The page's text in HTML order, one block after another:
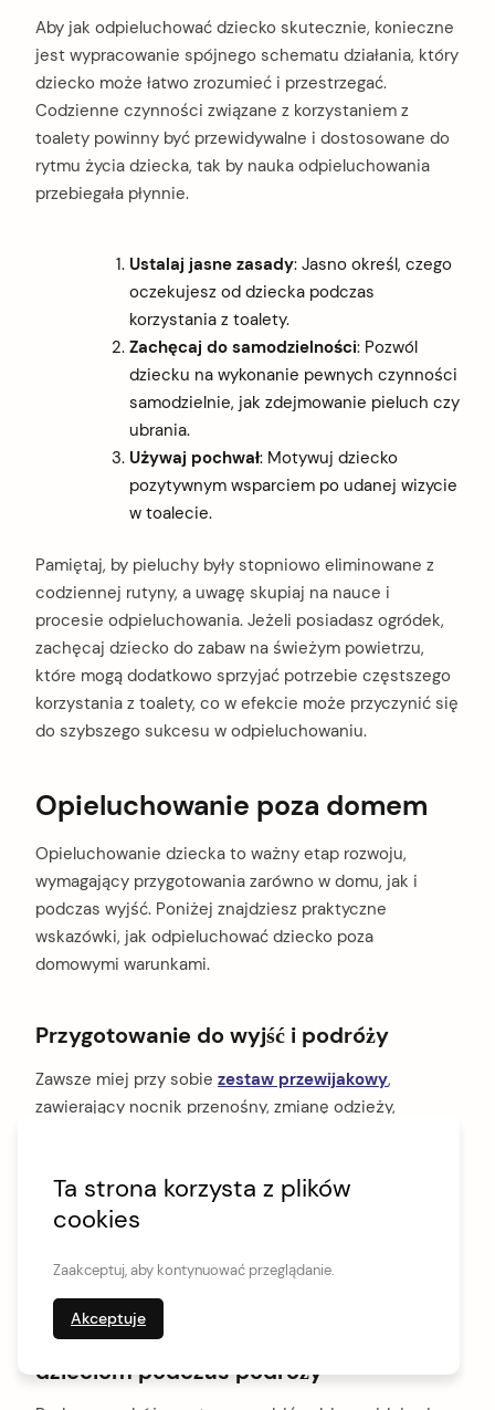
Aby jak odpieluchować dziecko skutecznie, konieczne
jest wypracowanie spójnego schematu działania, który
dziecko może łatwo zrozumieć i przestrzegać.
Codzienne czynności związane z korzystaniem z
toalety powinny być przewidywalne i dostosowane do
rytmu życia dziecka, tak by nauka odpieluchowania
przebiegała płynnie.
Ustalaj jasne zasady: Jasno określ, czego
oczekujesz od dziecka podczas
korzystania z toalety.
Zachęcaj do samodzielności: Pozwól
dziecku na wykonanie pewnych czynności
samodzielnie, jak zdejmowanie pieluch czy
ubrania.
Używaj pochwał: Motywuj dziecko
pozytywnym wsparciem po udanej wizycie
w toalecie.
Pamiętaj, by pieluchy były stopniowo eliminowane z
codziennej rutyny, a uwagę skupiaj na nauce i
procesie odpieluchowania. Jeżeli posiadasz ogródek,
zachęcaj dziecko do zabaw na świeżym powietrzu,
które mogą dodatkowo sprzyjać potrzebie częstszego
korzystania z toalety, co w efekcie może przyczynić się
do szybszego sukcesu w odpieluchowaniu.
Opieluchowanie poza domem
Opieluchowanie dziecka to ważny etap rozwoju,
wymagający przygotowania zarówno w domu, jak i
podczas wyjść. Poniżej znajdziesz praktyczne
wskazówki, jak odpieluchować dziecko poza
domowymi warunkami.
Przygotowanie do wyjść i podróży
Zawsze miej przy sobie zestaw przewijakowy,
zawierający nocnik przenośny, zmianę odzieży,
ponieważ zawsze będziesz przygotowana na
ewentualną wpadkę. Pomyśl o zapewnieniu
wycieczek.
Znajdowanie toalet przyjaznych
dzieciom podczas podróży
Ta strona korzysta z plików
cookies
Zaakceptuj, aby kontynuować przeglądanie.
Akceptuje